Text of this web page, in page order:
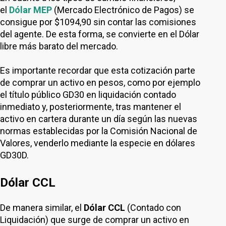
el Dólar MEP (Mercado Electrónico de Pagos) se
consigue por $1094,90 sin contar las comisiones
del agente. De esta forma, se convierte en el Dólar
libre más barato del mercado.
Es importante recordar que esta cotización parte
de comprar un activo en pesos, como por ejemplo
el título público GD30 en liquidación contado
inmediato y, posteriormente, tras mantener el
activo en cartera durante un día según las nuevas
normas establecidas por la Comisión Nacional de
Valores, venderlo mediante la especie en dólares
GD30D.
Dólar CCL
De manera similar, el Dólar CCL (Contado con
Liquidación) que surge de comprar un activo en